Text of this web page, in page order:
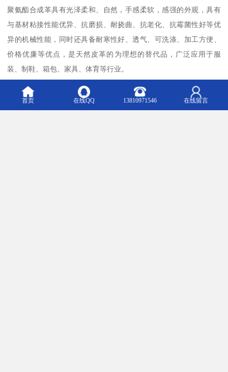
聚氨酯合成革具有光泽柔和、自然，手感柔软，感强的外观，具有
与基材粘接性能优异、抗磨损、耐挠曲、抗老化、抗霉菌性好等优
异的机械性能，同时还具备耐寒性好、透气、可洗涤、加工方便、
价格优廉等优点，是天然皮革的为理想的替代品，广泛应用于服
装、制鞋、箱包、家具、体育等行业。
的行情很容易受动物（牛、羊、猪等行情的影响，疯牛病）。
首页 在线QQ 13810971546 在线留言